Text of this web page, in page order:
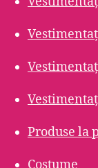
Produse la